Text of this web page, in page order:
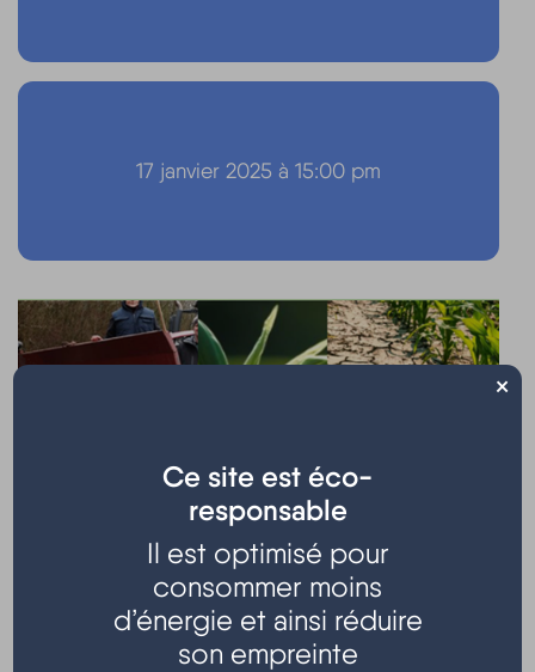
17 janvier 2025 à 15:00 pm
Conférence organisée par l'UTLHM et animée par Guy
Tarifs : 7,00€/non-adhérent ; 4,00€/adhérent
Ce site est éco-
responsable
Il est optimisé pour
consommer moins
d’énergie et ainsi réduire
son empreinte
×